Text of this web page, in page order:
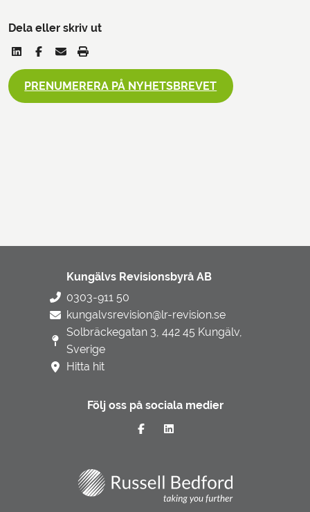
Dela eller skriv ut
PRENUMERERA PÅ NYHETSBREVET
Kungälvs Revisionsbyrå AB
0303-911 50
kungalvsrevision@lr-revision.se
Solbräckegatan 3, 442 45 Kungälv,
Sverige
Hitta hit
Följ oss på sociala medier